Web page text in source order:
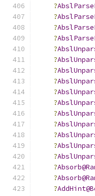
?
?
?
?
?
?
?
?
?
?
?
?
?
?
?
?
?
?